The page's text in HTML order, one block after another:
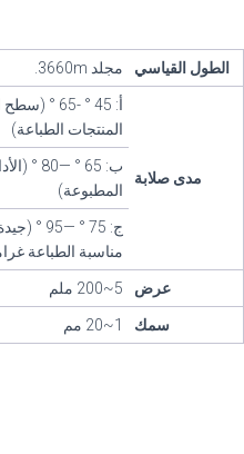
الطول القياسي مجلد 3660m.
مدى صلابة
أ: 45 ° -
المنتجات الطباعة)
ب: 65 °
المطبوعة)
ج: 75 °
مناسبة الطباعة
عرض 5~200 ملم
سمك 1~20 مم